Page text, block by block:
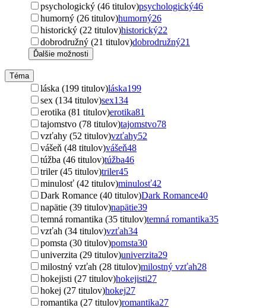
psychologický (46 titulov)psychologický46
humorný (26 titulov)humorný26
historický (22 titulov)historický22
dobrodružný (21 titulov)dobrodružný21
Ďalšie možnosti
Téma
láska (199 titulov)láska199
sex (134 titulov)sex134
erotika (81 titulov)erotika81
tajomstvo (78 titulov)tajomstvo78
vzťahy (52 titulov)vzťahy52
vášeň (48 titulov)vášeň48
túžba (46 titulov)túžba46
triler (45 titulov)triler45
minulosť (42 titulov)minulosť42
Dark Romance (40 titulov)Dark Romance40
napätie (39 titulov)napätie39
temná romantika (35 titulov)temná romantika35
vzťah (34 titulov)vzťah34
pomsta (30 titulov)pomsta30
univerzita (29 titulov)univerzita29
milostný vzťah (28 titulov)milostný vzťah28
hokejisti (27 titulov)hokejisti27
hokej (27 titulov)hokej27
romantika (27 titulov)romantika27